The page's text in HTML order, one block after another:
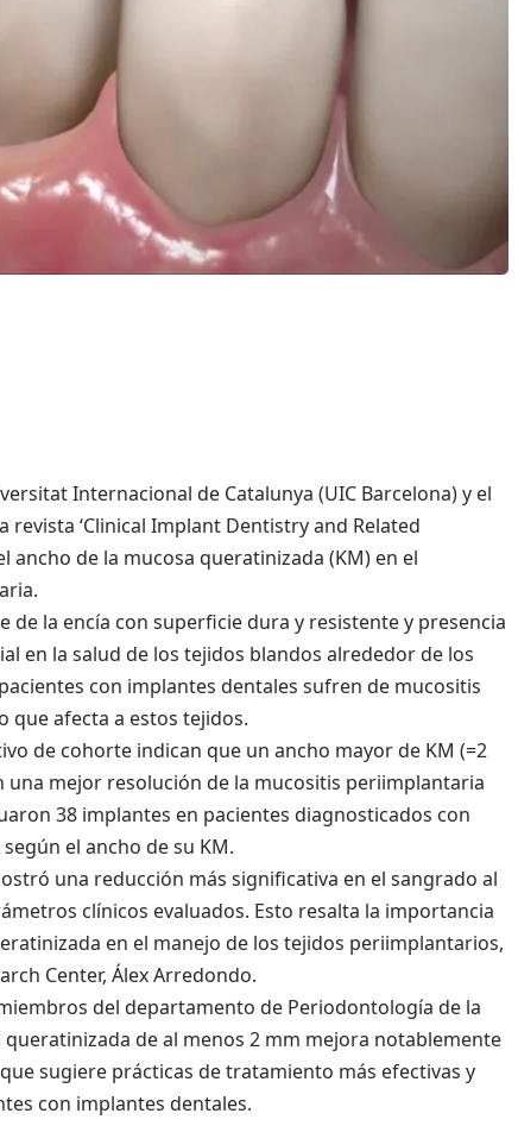
Internacional de Catalunya (UIC Barcelona) y el
revista ‘Clinical Implant Dentistry and Related
ancho de la mucosa queratinizada (KM) en el
de la encía con superficie dura y resistente y presencia
en la salud de los tejidos blandos alrededor de los
con implantes dentales sufren de mucositis
afecta a estos tejidos.
de cohorte indican que un ancho mayor de KM (=2
mejor resolución de la mucositis periimplantaria
38 implantes en pacientes diagnosticados con
el ancho de su KM.
una reducción más significativa en el sangrado al
clínicos evaluados. Esto resalta la importancia
en el manejo de los tejidos periimplantarios,
Center, Álex Arredondo.
del departamento de Periodontología de la
queratinizada de al menos 2 mm mejora notablemente
sugiere prácticas de tratamiento más efectivas y
con implantes dentales.